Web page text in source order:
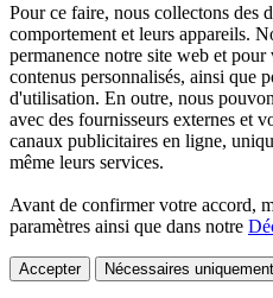
Pour ce faire, nous collectons des
comportement et leurs appareils.
permanence notre site web et
contenus personnalisés, ainsi que
d'utilisation. En outre, nous
avec des fournisseurs externes et
canaux publicitaires en ligne,
même leurs services.
Avant de confirmer votre accord,
paramètres ainsi que dans notre
Accepter Nécessaires uniquement